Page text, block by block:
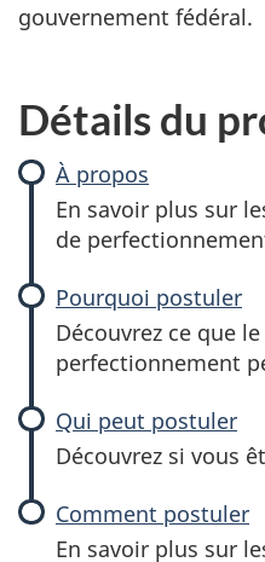
gouvernement fédéral.
Détails du
À propos
En savoir plus sur
de
Pourquoi postuler
Découvrez ce que
perfectionnement
Qui peut postuler
Découvrez si vous
Comment postuler
En savoir plus sur